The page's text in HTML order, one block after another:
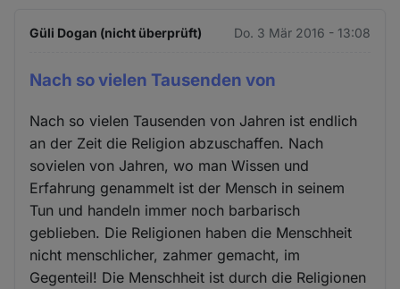
Güli Dogan (nicht überprüft) Do. 3 Mär 2016 - 13:08
Nach so vielen Tausenden von
Nach so vielen Tausenden von Jahren ist endlich
an der Zeit die Religion abzuschaffen. Nach
sovielen von Jahren, wo man Wissen und
Erfahrung genammelt ist der Mensch in seinem
Tun und handeln immer noch barbarisch
geblieben. Die Religionen haben die Menschheit
nicht menschlicher, zahmer gemacht, im
Gegenteil! Die Menschheit ist durch die Religionen